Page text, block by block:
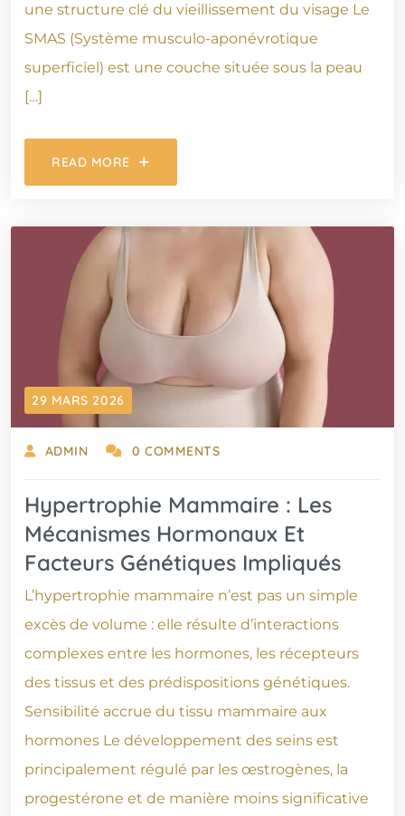
une structure clé du vieillissement du visage Le
SMAS (Système musculo-aponévrotique
superficiel) est une couche située sous la peau
[…]
READ MORE
29 MARS 2026
ADMIN 0 COMMENTS
Hypertrophie Mammaire : Les
Mécanismes Hormonaux Et
Facteurs Génétiques Impliqués
L’hypertrophie mammaire n’est pas un simple
excès de volume : elle résulte d’interactions
complexes entre les hormones, les récepteurs
des tissus et des prédispositions génétiques.
Sensibilité accrue du tissu mammaire aux
hormones Le développement des seins est
principalement régulé par les œstrogènes, la
progestérone et de manière moins significative